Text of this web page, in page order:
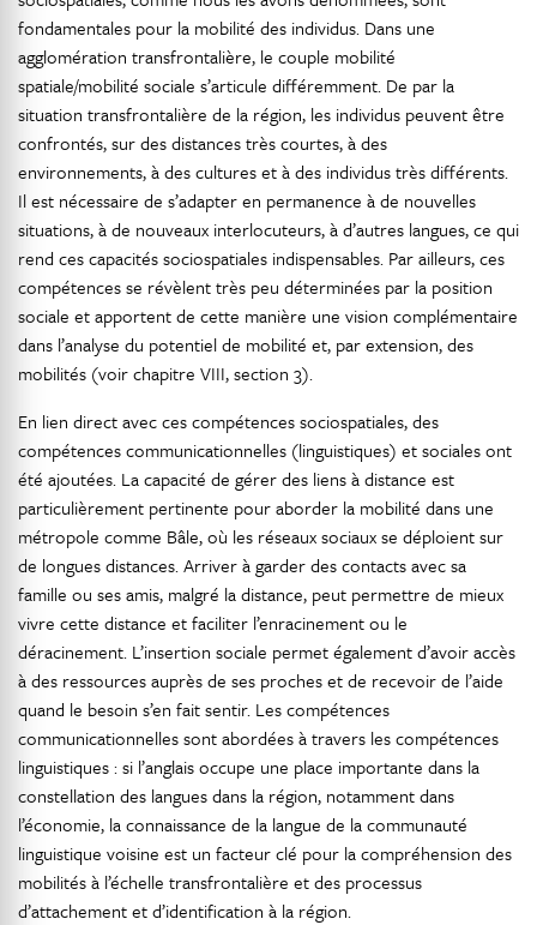
fondamentales pour la mobilité des individus. Dans une
agglomération transfrontalière, le couple mobilité
spatiale/mobilité sociale s’articule différemment. De par la
situation transfrontalière de la région, les individus peuvent être
confrontés, sur des distances très courtes, à des
environnements, à des cultures et à des individus très différents.
Il est nécessaire de s’adapter en permanence à de nouvelles
situations, à de nouveaux interlocuteurs, à d’autres langues, ce qui
rend ces capacités sociospatiales indispensables. Par ailleurs, ces
compétences se révèlent très peu déterminées par la position
sociale et apportent de cette manière une vision complémentaire
dans l’analyse du potentiel de mobilité et, par extension, des
mobilités (voir chapitre VIII, section 3).
En lien direct avec ces compétences sociospatiales, des
compétences communicationnelles (linguistiques) et sociales ont
été ajoutées. La capacité de gérer des liens à distance est
particulièrement pertinente pour aborder la mobilité dans une
métropole comme Bâle, où les réseaux sociaux se déploient sur
de longues distances. Arriver à garder des contacts avec sa
famille ou ses amis, malgré la distance, peut permettre de mieux
vivre cette distance et faciliter l’enracinement ou le
déracinement. L’insertion sociale permet également d’avoir accès
à des ressources auprès de ses proches et de recevoir de l’aide
quand le besoin s’en fait sentir. Les compétences
communicationnelles sont abordées à travers les compétences
linguistiques : si l’anglais occupe une place importante dans la
constellation des langues dans la région, notamment dans
l’économie, la connaissance de la langue de la communauté
linguistique voisine est un facteur clé pour la compréhension des
mobilités à l’échelle transfrontalière et des processus
d’attachement et d’identification à la région.